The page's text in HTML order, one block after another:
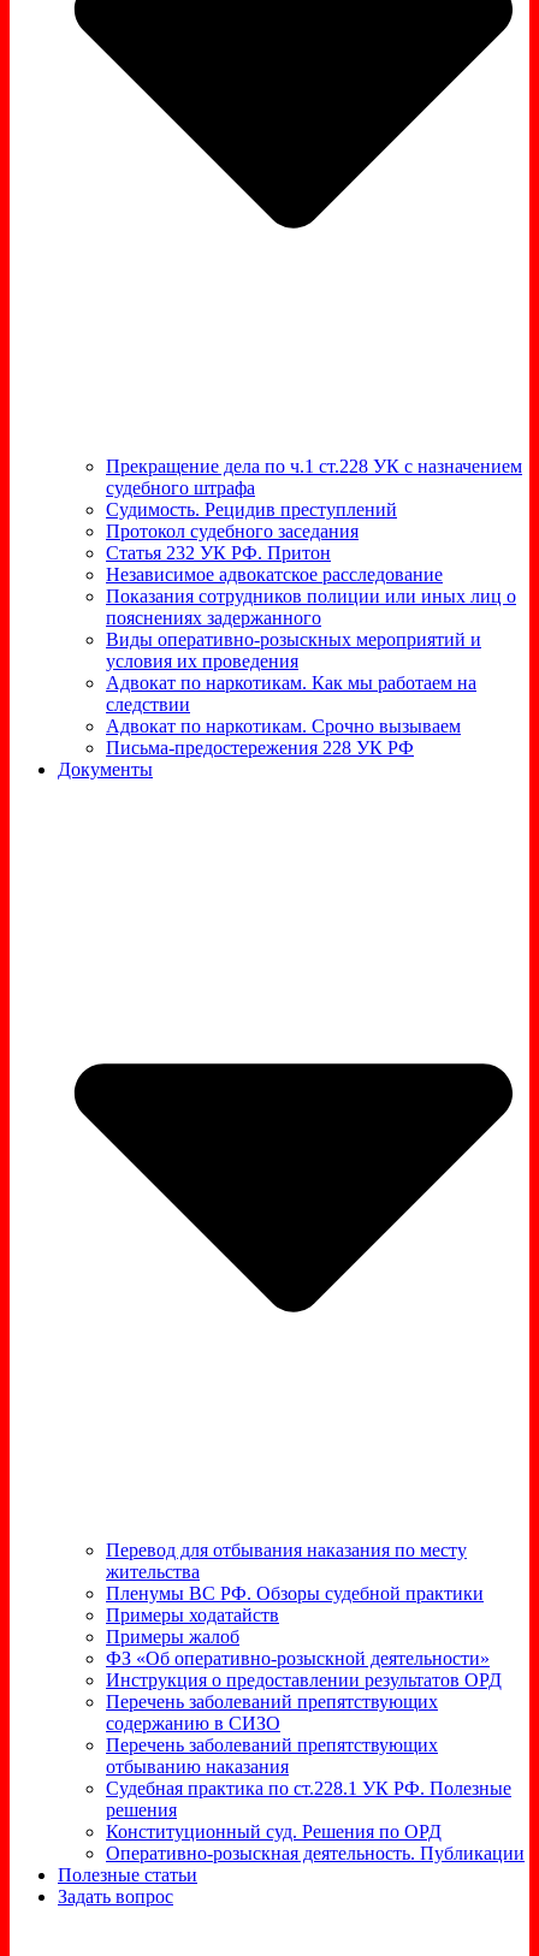
Прекращение дела по ч.1 ст.228 УК с назначением
судебного штрафа
Судимость. Рецидив преступлений
Протокол судебного заседания
Статья 232 УК РФ. Притон
Независимое адвокатское расследование
Показания сотрудников полиции или иных лиц о
пояснениях задержанного
Виды оперативно-розыскных мероприятий и
условия их проведения
Адвокат по наркотикам. Как мы работаем на
следствии
Адвокат по наркотикам. Срочно вызываем
Письма-предостережения 228 УК РФ
Документы
Перевод для отбывания наказания по месту
жительства
Пленумы ВС РФ. Обзоры судебной практики
Примеры ходатайств
Примеры жалоб
ФЗ «Об оперативно-розыскной деятельности»
Инструкция о предоставлении результатов ОРД
Перечень заболеваний препятствующих
содержанию в СИЗО
Перечень заболеваний препятствующих
отбыванию наказания
Судебная практика по ст.228.1 УК РФ. Полезные
решения
Конституционный суд. Решения по ОРД
Оперативно-розыскная деятельность. Публикации
Полезные статьи
Задать вопрос